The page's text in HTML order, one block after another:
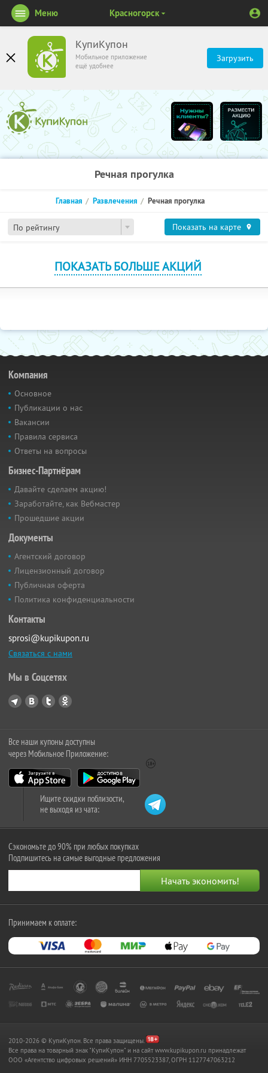
КупиКупон
Мобильное приложение
ещё удобнее
Загрузить
Меню Красногорск
Речная прогулка
По рейтингу
Главная Развлечения Речная прогулка
Показать на карте
ПОКАЗАТЬ БОЛЬШЕ АКЦИЙ
Компания
Основное
Публикации о нас
Вакансии
Правила сервиса
Ответы на вопросы
Бизнес-Партнёрам
Давайте сделаем акцию!
Заработайте, как Вебмастер
Прошедшие акции
Документы
Агентский договор
Лицензионный договор
Публичная оферта
Политика конфиденциальности
Контакты
sprosi@kupikupon.ru
Связаться с нами
Мы в Соцсетях
Все наши купоны доступны
через Мобильное Приложение:
Ищите скидки поблизости,
не выходя из чата:
Сэкономьте до 90% при любых покупках
Подпишитесь на самые выгодные предложения
Принимаем к оплате:
2010-2026 © КупиКупон. Все права защищены.
Все права на товарный знак "КупиКупон" и на сайт www.kupikupon.ru принадлежат
OOO «Агентство цифровых решений» ИНН 7705523387, ОГРН 1127747063212